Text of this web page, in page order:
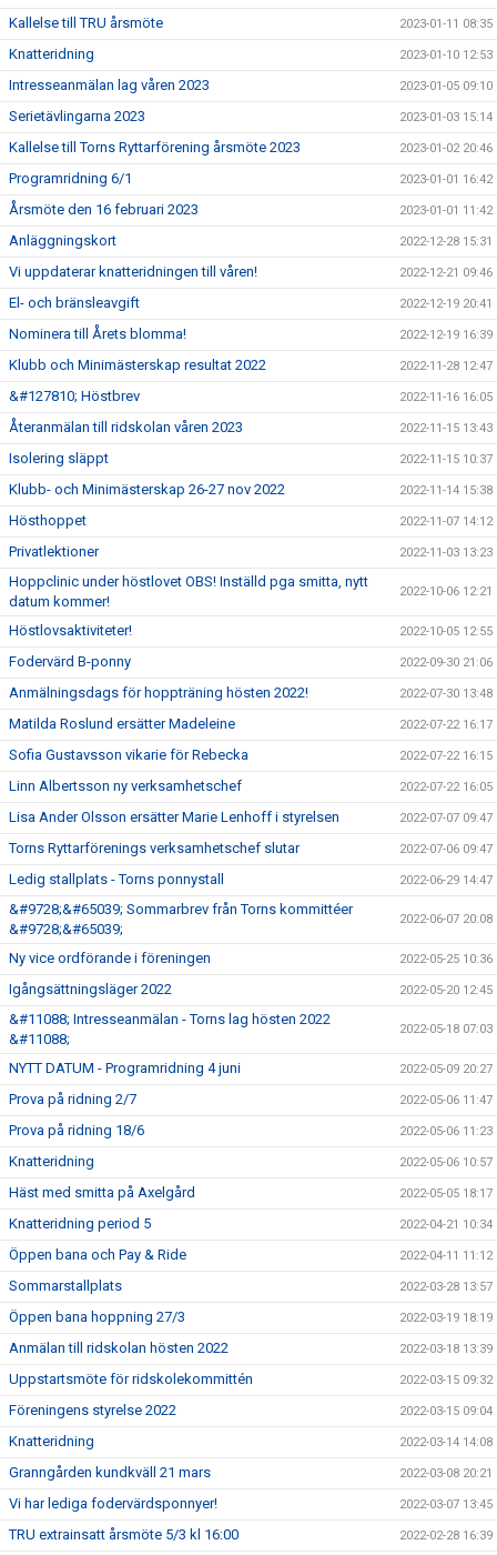
Kallelse till TRU årsmöte 2023-01-11 08:35
Knatteridning 2023-01-10 12:53
Intresseanmälan lag våren 2023 2023-01-05 09:10
Serietävlingarna 2023 2023-01-03 15:14
Kallelse till Torns Ryttarförening årsmöte 2023 2023-01-02 20:46
Programridning 6/1 2023-01-01 16:42
Årsmöte den 16 februari 2023 2023-01-01 11:42
Anläggningskort 2022-12-28 15:31
Vi uppdaterar knatteridningen till våren! 2022-12-21 09:46
El- och bränsleavgift 2022-12-19 20:41
Nominera till Årets blomma! 2022-12-19 16:39
Klubb och Minimästerskap resultat 2022 2022-11-28 12:47
&#127810; Höstbrev 2022-11-16 16:05
Återanmälan till ridskolan våren 2023 2022-11-15 13:43
Isolering släppt 2022-11-15 10:37
Klubb- och Minimästerskap 26-27 nov 2022 2022-11-14 15:38
Hösthoppet 2022-11-07 14:12
Privatlektioner 2022-11-03 13:23
Hoppclinic under höstlovet OBS! Inställd pga smitta, nytt
datum kommer!
2022-10-06 12:21
Höstlovsaktiviteter! 2022-10-05 12:55
Fodervärd B-ponny 2022-09-30 21:06
Anmälningsdags för hoppträning hösten 2022! 2022-07-30 13:48
Matilda Roslund ersätter Madeleine 2022-07-22 16:17
Sofia Gustavsson vikarie för Rebecka 2022-07-22 16:15
Linn Albertsson ny verksamhetschef 2022-07-22 16:05
Lisa Ander Olsson ersätter Marie Lenhoff i styrelsen 2022-07-07 09:47
Torns Ryttarförenings verksamhetschef slutar 2022-07-06 09:47
Ledig stallplats - Torns ponnystall 2022-06-29 14:47
&#9728;&#65039; Sommarbrev från Torns kommittéer
&#9728;&#65039;
2022-06-07 20:08
Ny vice ordförande i föreningen 2022-05-25 10:36
Igångsättningsläger 2022 2022-05-20 12:45
&#11088; Intresseanmälan - Torns lag hösten 2022
&#11088;
2022-05-18 07:03
NYTT DATUM - Programridning 4 juni 2022-05-09 20:27
Prova på ridning 2/7 2022-05-06 11:47
Prova på ridning 18/6 2022-05-06 11:23
Knatteridning 2022-05-06 10:57
Häst med smitta på Axelgård 2022-05-05 18:17
Knatteridning period 5 2022-04-21 10:34
Öppen bana och Pay & Ride 2022-04-11 11:12
Sommarstallplats 2022-03-28 13:57
Öppen bana hoppning 27/3 2022-03-19 18:19
Anmälan till ridskolan hösten 2022 2022-03-18 13:39
Uppstartsmöte för ridskolekommittén 2022-03-15 09:32
Föreningens styrelse 2022 2022-03-15 09:04
Knatteridning 2022-03-14 14:08
Granngården kundkväll 21 mars 2022-03-08 20:21
Vi har lediga fodervärdsponnyer! 2022-03-07 13:45
TRU extrainsatt årsmöte 5/3 kl 16:00 2022-02-28 16:39